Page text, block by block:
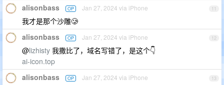
11
alisonbass OP Jan 27, 2024 via iPhone
我才是那个沙雕🥲
12
alisonbass OP Jan 27, 2024 via iPhone
@lizhisty 我撒比了，域名写错了，是这个👇
ai-icon.top
13
alisonbass OP Jan 27, 2024 via iPhone